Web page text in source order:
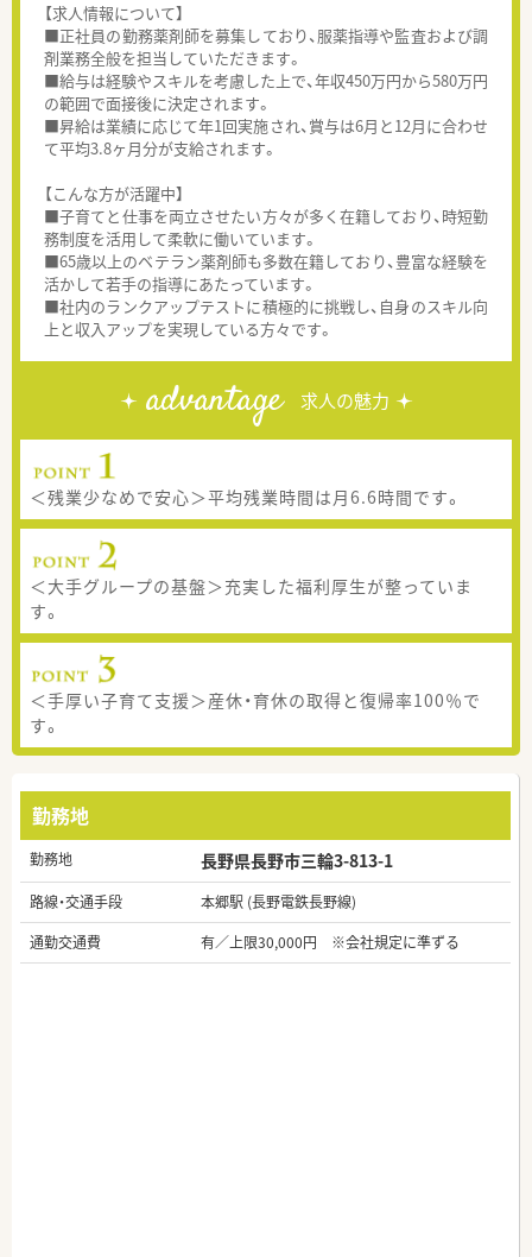
【求人情報について】
■正社員の勤務薬剤師を募集しており、服薬指導や監査および調
剤業務全般を担当していただきます。
■給与は経験やスキルを考慮した上で、年収450万円から580万円
の範囲で面接後に決定されます。
■昇給は業績に応じて年1回実施され、賞与は6月と12月に合わせ
て平均3.8ヶ月分が支給されます。
【こんな方が活躍中】
■子育てと仕事を両立させたい方々が多く在籍しており、時短勤
務制度を活用して柔軟に働いています。
■65歳以上のベテラン薬剤師も多数在籍しており、豊富な経験を
活かして若手の指導にあたっています。
■社内のランクアップテストに積極的に挑戦し、自身のスキル向
上と収入アップを実現している方々です。
advantage 求人の魅力
＜残業少なめで安心＞平均残業時間は月6.6時間です。
＜大手グループの基盤＞充実した福利厚生が整っていま
す。
＜手厚い子育て支援＞産休・育休の取得と復帰率100％で
す。
勤務地
勤務地 長野県長野市三輪3-813-1
路線・交通手段
本郷駅 (長野電鉄長野線)
通勤交通費
有／上限30,000円 ※会社規定に準ずる